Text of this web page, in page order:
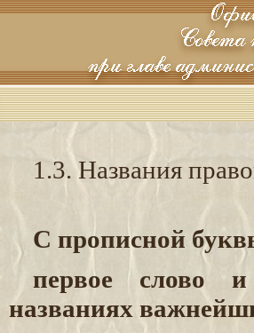
1.3. Названия
С прописной
первое слово
названиях